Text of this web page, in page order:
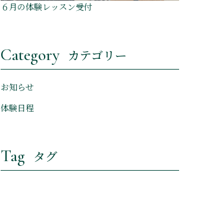
６月の体験レッスン受付
Category カテゴリー
お知らせ
体験日程
Tag タグ